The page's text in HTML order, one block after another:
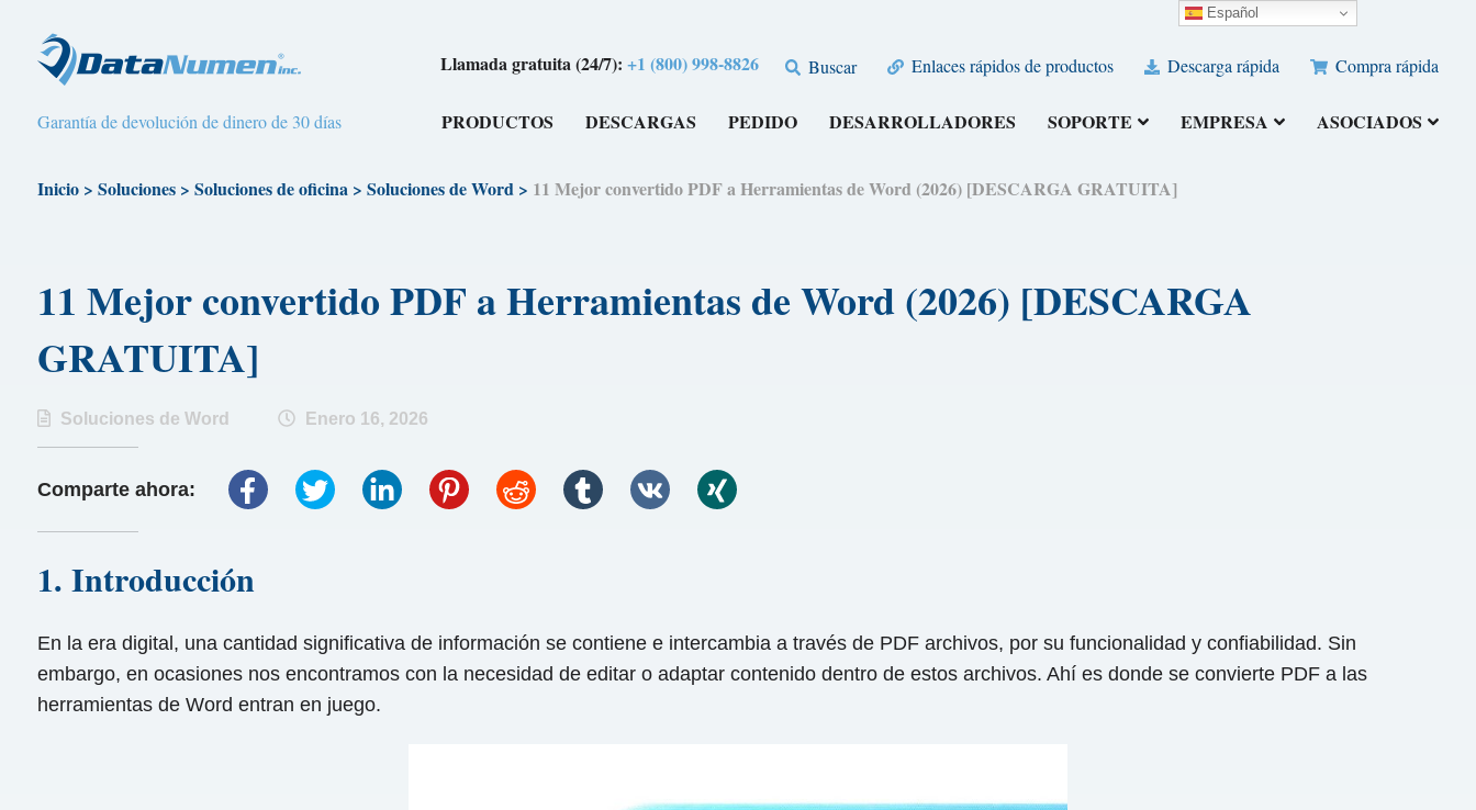
Llamada gratuita (24/7):+1 (800) 998-8826 Buscar Enlaces rápidos de productos Descarga rápida Compra rápida
Garantía de devolución de dinero de 30 días PRODUCTOS DESCARGAS PEDIDO DESARROLLADORES SOPORTE EMPRESA ASOCIADOS
Inicio> Soluciones> Soluciones de oficina> Soluciones de Word> 11 Mejor convertido PDF a Herramientas de Word (2026) [DESCARGA GRATUITA]
11 Mejor convertido PDF a Herramientas de Word (2026) [DESCARGA
GRATUITA]
Soluciones de Word Enero 16, 2026
Comparte ahora:
1. Introducción
En la era digital, una cantidad significativa de información se contiene e intercambia a través de PDF archivos, por su funcionalidad y confiabilidad. Sin
embargo, en ocasiones nos encontramos con la necesidad de editar o adaptar contenido dentro de estos archivos. Ahí es donde se convierte PDF a las
herramientas de Word entran en juego.
Español